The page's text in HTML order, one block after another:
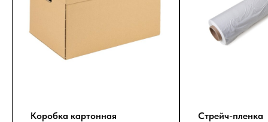
Коробка картонная Стрейч-пленка